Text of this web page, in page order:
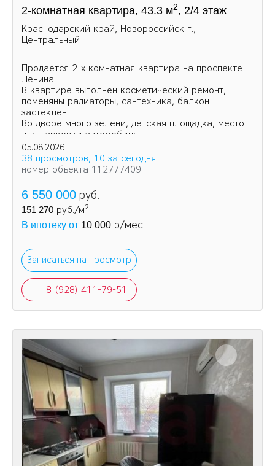
2-комнатная квартира, 43.3 м2, 2/4 этаж
Краснодарский край, Новороссийск г.,
Центральный
Продается 2-х комнатная квартира на проспекте
Ленина.
В квартире выполнен косметический ремонт,
поменяны радиаторы, сантехника, балкон
застеклен.
Во дворе много зелени, детская площадка, место
для парковки автомобиля.
05.08.2026
38 просмотров, 10 за сегодня
номер объекта 112777409
6 550 000 руб.
151 270 руб./м2
В ипотеку от 10 000 р/мес
Записаться на просмотр
8 (928) 411-79-51